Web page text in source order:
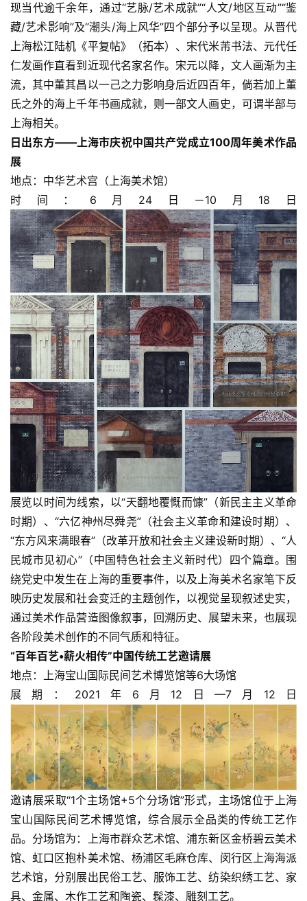
现当代逾千余年，通过“艺脉/艺术成就”“人文/地区互动”“鉴
藏/艺术影响”及“潮头/海上风华”四个部分予以呈现。从晋代
上海松江陆机《平复帖》（拓本）、宋代米芾书法、元代任
仁发画作直看到近现代名家名作。宋元以降，文人画渐为主
流，其中董其昌以一己之力影响身后近四百年，倘若加上董
氏之外的海上千年书画成就，则一部文人画史，可谓半部与
上海相关。
日出东方——上海市庆祝中国共产党成立100周年美术作品
展
地点：中华艺术宫（上海美术馆）
时间：6月24日－10月18日
展览以时间为线索，以“天翻地覆慨而慷”（新民主主义革命
时期）、“六亿神州尽舜尧”（社会主义革命和建设时期）、
“东方风来满眼春”（改革开放和社会主义建设新时期）、“人
民城市见初心”（中国特色社会主义新时代）四个篇章。围
绕党史中发生在上海的重要事件，以及上海美术名家笔下反
映历史发展和社会变迁的主题创作，以视觉呈现叙述史实，
通过美术作品营造图像叙事，回溯历史、展望未来，也展现
各阶段美术创作的不同气质和特征。
“百年百艺•薪火相传”中国传统工艺邀请展
地点：上海宝山国际民间艺术博览馆等6大场馆
展期：2021年6月12日—7月12日
邀请展采取“1个主场馆+5个分场馆”形式，主场馆位于上海
宝山国际民间艺术博览馆，综合展示全品类的传统工艺作
品。分场馆为：上海市群众艺术馆、浦东新区金桥碧云美术
馆、虹口区抱朴美术馆、杨浦区毛麻仓库、闵行区上海海派
艺术馆，分别展出民俗工艺、服饰工艺、纺染织绣工艺、家
具、金属、木作工艺和陶瓷、髹漆、雕刻工艺。